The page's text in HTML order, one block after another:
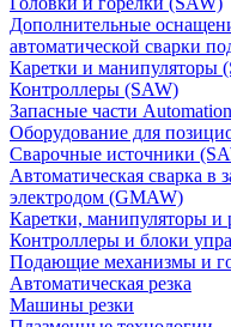
Дополнительные
автоматической сварки
Каретки и манипуляторы
Контроллеры (SAW)
Запасные части
Оборудование для
Сварочные источники
Автоматическая сварка в
электродом (GMAW)
Каретки, манипуляторы и
Контроллеры и блоки
Подающие механизмы и
Автоматическая резка
Машины резки